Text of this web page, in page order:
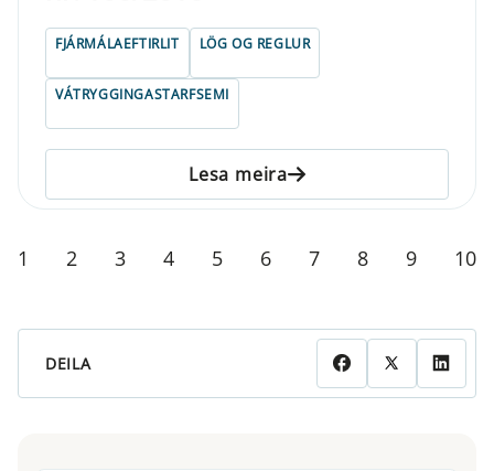
FJÁRMÁLAEFTIRLIT LÖG OG REGLUR
VÁTRYGGINGASTARFSEMI
Lesa meira
1 2 3 4 5 6 7 8 9 10
DEILA